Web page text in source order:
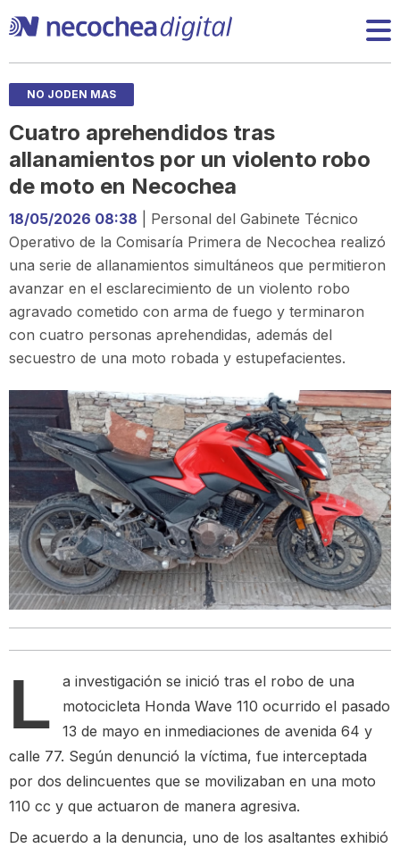
NO JODEN MAS
Cuatro aprehendidos tras
allanamientos por un violento robo
de moto en Necochea
18/05/2026 08:38 | Personal del Gabinete Técnico
Operativo de la Comisaría Primera de Necochea realizó
una serie de allanamientos simultáneos que permitieron
avanzar en el esclarecimiento de un violento robo
agravado cometido con arma de fuego y terminaron
con cuatro personas aprehendidas, además del
secuestro de una moto robada y estupefacientes.
L
a investigación se inició tras el robo de una
motocicleta Honda Wave 110 ocurrido el pasado
13 de mayo en inmediaciones de avenida 64 y
calle 77. Según denunció la víctima, fue interceptada
por dos delincuentes que se movilizaban en una moto
110 cc y que actuaron de manera agresiva.
De acuerdo a la denuncia, uno de los asaltantes exhibió